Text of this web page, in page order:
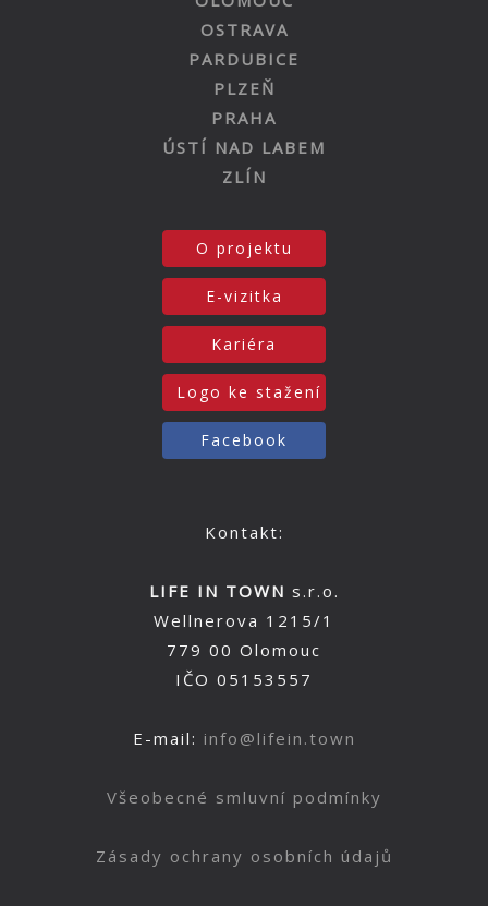
OSTRAVA
PARDUBICE
PLZEŇ
PRAHA
ÚSTÍ NAD LABEM
ZLÍN
O projektu
E-vizitka
Kariéra
Logo ke stažení
Facebook
Kontakt:
LIFE IN TOWN s.r.o.
Wellnerova 1215/1
779 00 Olomouc
IČO 05153557
E-mail: info@lifein.town
Všeobecné smluvní podmínky
Zásady ochrany osobních údajů